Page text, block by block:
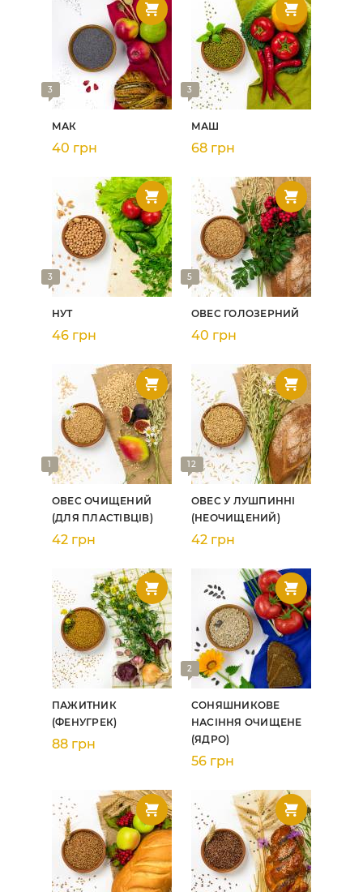
3
МАК
40 грн
3
МАШ
68 грн
3
НУТ
46 грн
5
ОВЕС ГОЛОЗЕРНИЙ
40 грн
1
ОВЕС ОЧИЩЕНИЙ
(ДЛЯ ПЛАСТІВЦІВ)
42 грн
12
ОВЕС У ЛУШПИННІ
(НЕОЧИЩЕНИЙ)
42 грн
ПАЖИТНИК
(ФЕНУГРЕК)
88 грн
2
СОНЯШНИКОВЕ
НАСІННЯ ОЧИЩЕНЕ
(ЯДРО)
56 грн